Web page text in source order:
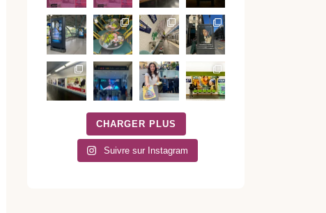
CHARGER PLUS
Suivre sur Instagram